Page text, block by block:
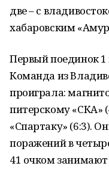
две – с
хабаровским
Первый поединок
Команда из
проиграла:
питерскому «СКА»
«Спартаку» (6:3).
поражений в
41 очком занимают